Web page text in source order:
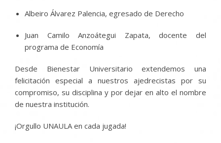
Albeiro Álvarez Palencia, egresado de Derecho
Juan Camilo Anzoátegui Zapata, docente del
programa de Economía
Desde Bienestar Universitario extendemos una
felicitación especial a nuestros ajedrecistas por su
compromiso, su disciplina y por dejar en alto el nombre
de nuestra institución.
¡Orgullo UNAULA en cada jugada!